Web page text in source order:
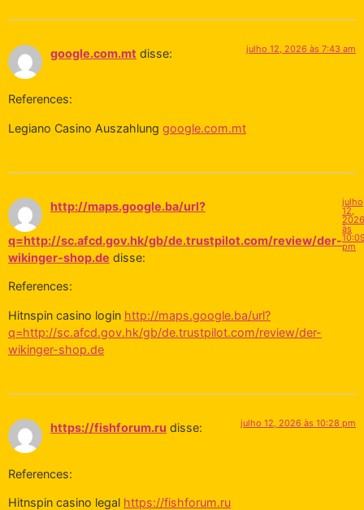
google.com.mt disse: julho 12, 2026 às 7:43 am
References:
Legiano Casino Auszahlung google.com.mt
http://maps.google.ba/url?
q=http://sc.afcd.gov.hk/gb/de.trustpilot.com/review/der-
wikinger-shop.de disse:
julho
12,
2026
às
pm
References:
Hitnspin casino login http://maps.google.ba/url?
q=http://sc.afcd.gov.hk/gb/de.trustpilot.com/review/der-
wikinger-shop.de
https://fishforum.ru disse: julho 12, 2026 às 10:28 pm
References:
Hitnspin casino legal https://fishforum.ru